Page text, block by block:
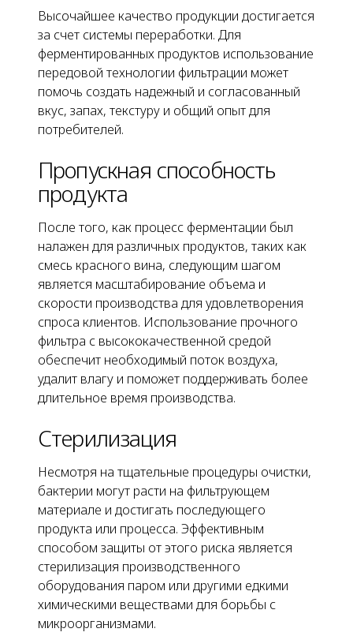
Высочайшее качество продукции достигается
за счет системы переработки. Для
ферментированных продуктов использование
передовой технологии фильтрации может
помочь создать надежный и согласованный
вкус, запах, текстуру и общий опыт для
потребителей.
Пропускная способность
продукта
После того, как процесс ферментации был
налажен для различных продуктов, таких как
смесь красного вина, следующим шагом
является масштабирование объема и
скорости производства для удовлетворения
спроса клиентов. Использование прочного
фильтра с высококачественной средой
обеспечит необходимый поток воздуха,
удалит влагу и поможет поддерживать более
длительное время производства.
Стерилизация
Несмотря на тщательные процедуры очистки,
бактерии могут расти на фильтрующем
материале и достигать последующего
продукта или процесса. Эффективным
способом защиты от этого риска является
стерилизация производственного
оборудования паром или другими едкими
химическими веществами для борьбы с
микроорганизмами.